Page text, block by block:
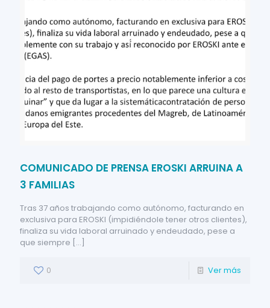
COMUNICADO DE PRENSA EROSKI ARRUINA A
3 FAMILIAS
Tras 37 años trabajando como autónomo, facturando en
exclusiva para EROSKI (impidiéndole tener otros clientes),
finaliza su vida laboral arruinado y endeudado, pese a
que siempre […]
0 Ver más